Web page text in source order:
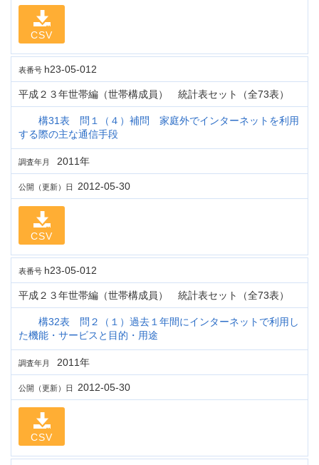
CSV
表番号 h23-05-012
平成２３年世帯編（世帯構成員） 統計表セット（全73表）
構31表 問１（４）補問 家庭外でインターネットを利用
する際の主な通信手段
調査年月 2011年
公開（更新）日 2012-05-30
CSV
表番号 h23-05-012
平成２３年世帯編（世帯構成員） 統計表セット（全73表）
構32表 問２（１）過去１年間にインターネットで利用し
た機能・サービスと目的・用途
調査年月 2011年
公開（更新）日 2012-05-30
CSV